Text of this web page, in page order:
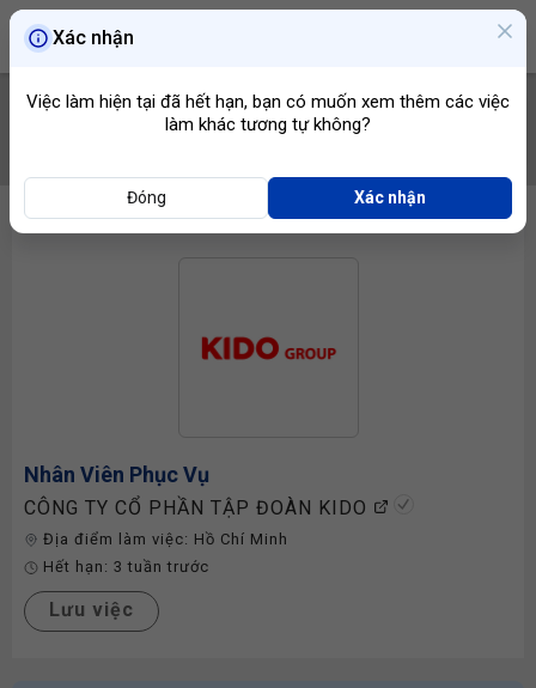
Nhân Viên Phục Vụ
CÔNG TY CỔ PHẦN TẬP ĐOÀN KIDO
Địa điểm làm việc: Hồ Chí Minh
Hết hạn: 3 tuần trước
Lưu việc
Xác nhận
Việc làm hiện tại đã hết hạn, bạn có muốn xem thêm các việc
làm khác tương tự không?
Đóng Xác nhận